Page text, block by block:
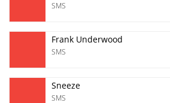
SMS
Frank Underwood
SMS
Sneeze
SMS